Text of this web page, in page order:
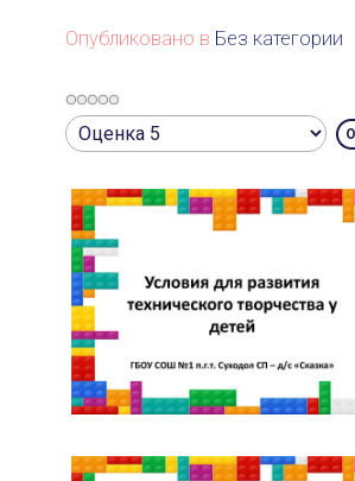
Опубликовано в Без категории
Рейтинг:
0/5
Пожалуйста,